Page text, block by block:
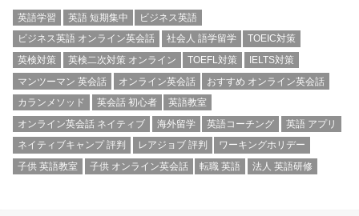
英語学習 英語 短期集中
ビジネス英語
ビジネス英語 オンライン英会話
社会人 語学留学
TOEIC対策
英検対策
英検二次対策 オンライン TOEFL対策
IELTS対策
マンツーマン 英会話
オンライン英会話
おすすめ オンライン英会話
カランメソッド
英会話 初心者
英語教室
オンライン英会話 ネイティブ
海外留学 英語コーチング
英語 アプリ
ネイティブキャンプ 評判
レアジョブ 評判
ワーキングホリデー
子供 英語教室
子供 オンライン英会話 転職 英語 法人 英語研修